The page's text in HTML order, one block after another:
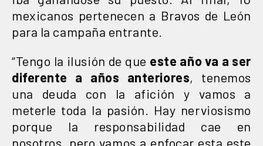
mexicanos pertenecen a Bravos de León
para la campaña entrante.
“Tengo la ilusión de que este año va a ser
diferente a años anteriores, tenemos
una deuda con la afición y vamos a
meterle toda la pasión. Hay nerviosismo
porque la responsabilidad cae en
nosotros, pero vamos a enfocar esta este